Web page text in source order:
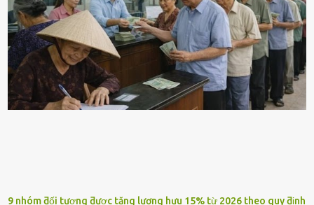
9 nhóm ƌối tượng ƌược tăng lương hưu 15% từ 2026 theo quy ƌịnh